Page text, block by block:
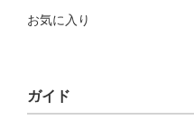
お気に入り
ガイド